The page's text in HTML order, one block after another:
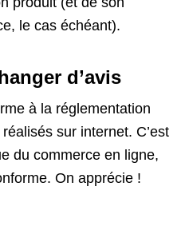
le cas échéant).
d’avis
à la réglementation
sur internet. C’est
du commerce en ligne,
On apprécie !